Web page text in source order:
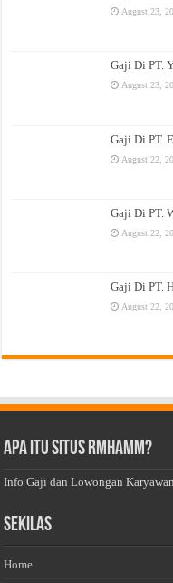
August 23,
Gaji Di PT.
August 23,
Gaji Di PT.
August 22,
Gaji Di PT.
August 22,
Gaji Di PT.
August 22,
Apa Itu Situs Rmhamm?
Info Gaji dan Lowongan
Sekilas
Home